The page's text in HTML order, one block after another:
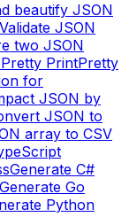
beautify JSON
Validate JSON
two JSON
PrintPretty
for
JSON by
JSON to
array to CSV
Generate C#
Generate Go
Python